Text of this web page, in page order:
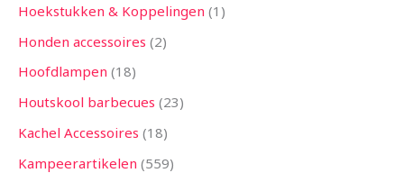
Hoekstukken & Koppelingen 1
Honden accessoires 2
Hoofdlampen 18
Houtskool barbecues 23
Kachel Accessoires 18
Kampeerartikelen 559